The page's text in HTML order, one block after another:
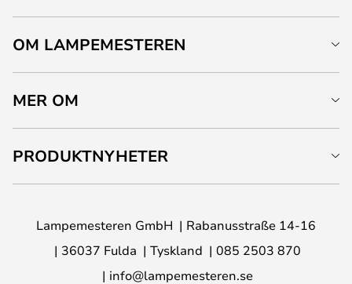
OM LAMPEMESTEREN
MER OM
PRODUKTNYHETER
Lampemesteren GmbH
Rabanusstraße 14-16
36037 Fulda
Tyskland
085 2503 870
info@lampemesteren.se